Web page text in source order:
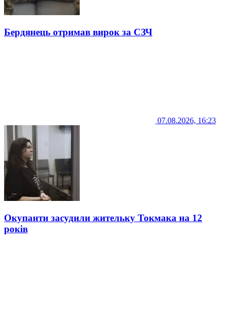
Бердянець отримав вирок за СЗЧ
07.08.2026, 16:23
Окупанти засудили жительку Токмака на 12
років